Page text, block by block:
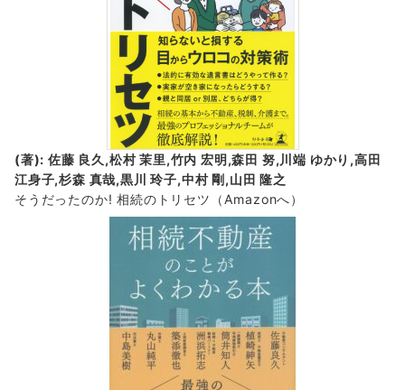
(著): 佐藤 良久,松村 茉里,竹内 宏明,森田 努,川端 ゆかり,高田
江身子,杉森 真哉,黒川 玲子,中村 剛,山田 隆之
そうだったのか! 相続のトリセツ
（Amazonへ）